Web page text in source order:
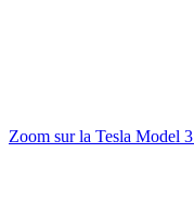
Zoom sur la Tesla Model 3